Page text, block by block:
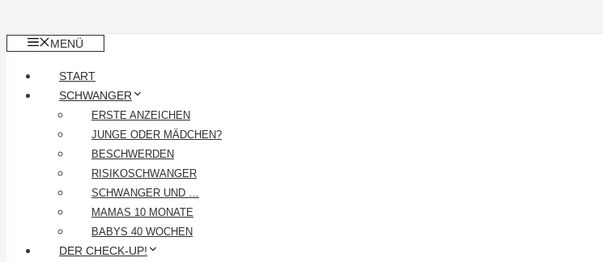
MENÜ
START
SCHWANGER
ERSTE ANZEICHEN
JUNGE ODER MÄDCHEN?
BESCHWERDEN
RISIKOSCHWANGER
SCHWANGER UND …
MAMAS 10 MONATE
BABYS 40 WOCHEN
DER CHECK-UP!